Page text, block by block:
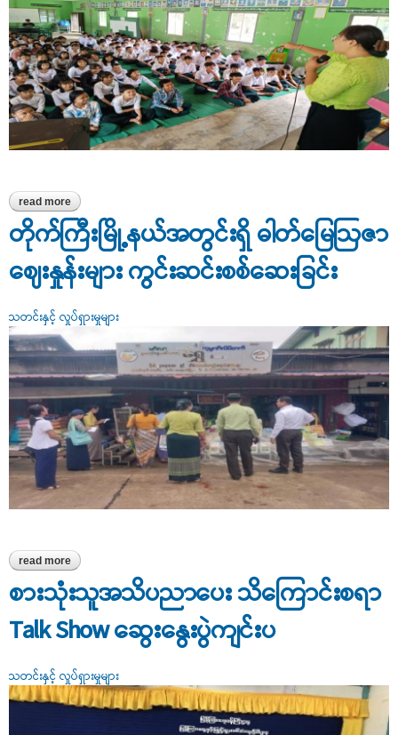
read more about ဆားမလောက် အ.ထ.က ကျောင်းတွင် စားသုံးသူကာကွယ်ပေး‌ရေး
နှင့်စပ်လျဉ်း၍ အသိပညာပေးဟောပြောခြင်း
တိုက်ကြီးမြို့နယ်အတွင်းရှိ ဓါတ်မြေဩဇာ
ဈေးနှုန်းများ ကွင်းဆင်းစစ်ဆေးခြင်း
သတင်းနှင့် လှုပ်ရှားမှုများ
read more about တိုက်ကြီးမြို့နယ်အတွင်းရှိ ဓါတ်မြေဩဇာဈေးနှုန်းများ ကွင်းဆင်း
စစ်ဆေးခြင်း
စားသုံးသူအသိပညာပေး သိကြောင်းစရာ
Talk Show ဆွေးနွေးပွဲကျင်းပ
သတင်းနှင့် လှုပ်ရှားမှုများ